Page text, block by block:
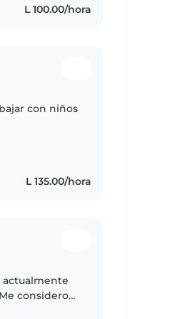
L 100.00/hora
con niños
L 135.00/hora
actualmente
considero